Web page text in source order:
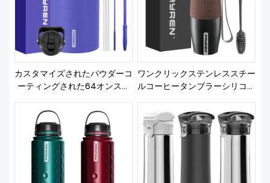
カスタマイズされたパウダーコ
ーティングされた64オンスの
ターボトル
ワンクリックステンレススチー
ルコーヒータンブラーシリコン
ボトルプレス漏れ防止蓋魔法瓶
真空マグ